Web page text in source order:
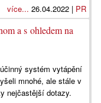
více... 26.04.2022 | PR
a s ohledem na
systém vytápění
mnohé, ale stále v
nejčastější dotazy.